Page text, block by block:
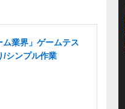
ム業界」ゲームテス
/シンプル作業